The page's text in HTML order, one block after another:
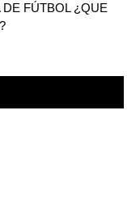
FÚTBOL ¿QUE